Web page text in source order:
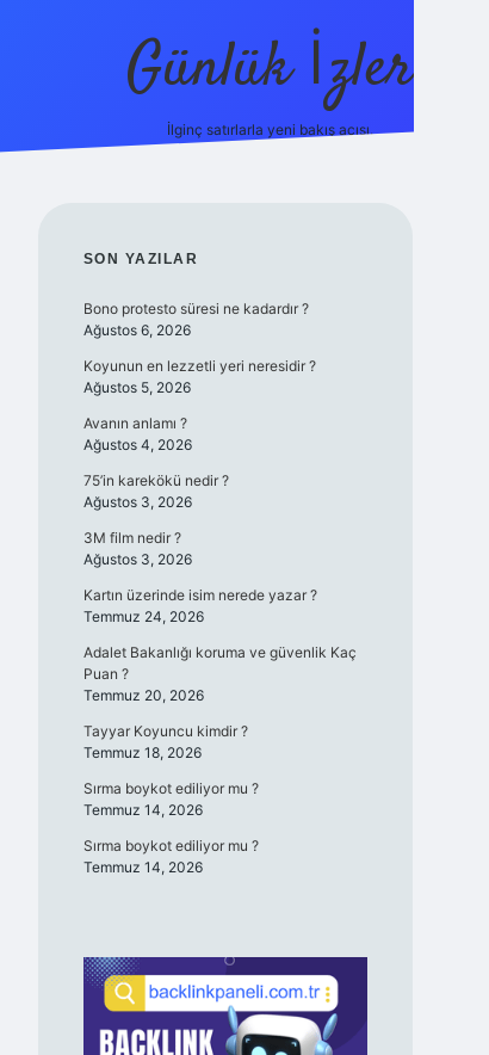
Günlük İzler
İlginç satırlarla yeni bakış açısı.
SIDEBAR
SON YAZILAR
Bono protesto süresi ne kadardır ?
Ağustos 6, 2026
Koyunun en lezzetli yeri neresidir ?
Ağustos 5, 2026
Avanın anlamı ?
Ağustos 4, 2026
75’in karekökü nedir ?
Ağustos 3, 2026
3M film nedir ?
Ağustos 3, 2026
Kartın üzerinde isim nerede yazar ?
Temmuz 24, 2026
Adalet Bakanlığı koruma ve güvenlik Kaç
Puan ?
Temmuz 20, 2026
Tayyar Koyuncu kimdir ?
Temmuz 18, 2026
Sırma boykot ediliyor mu ?
Temmuz 14, 2026
Sırma boykot ediliyor mu ?
Temmuz 14, 2026